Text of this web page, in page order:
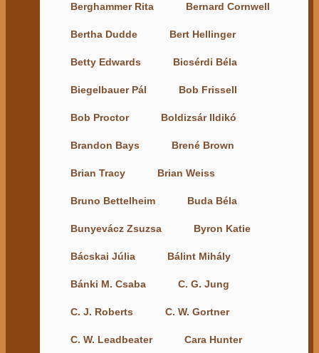
Berghammer Rita Bernard Cornwell
Bertha Dudde Bert Hellinger
Betty Edwards Bicsérdi Béla
Biegelbauer Pál Bob Frissell
Bob Proctor Boldizsár Ildikó
Brandon Bays Brené Brown
Brian Tracy Brian Weiss
Bruno Bettelheim Buda Béla
Bunyevácz Zsuzsa Byron Katie
Bácskai Júlia Bálint Mihály
Bánki M. Csaba C. G. Jung
C. J. Roberts C. W. Gortner
C. W. Leadbeater Cara Hunter